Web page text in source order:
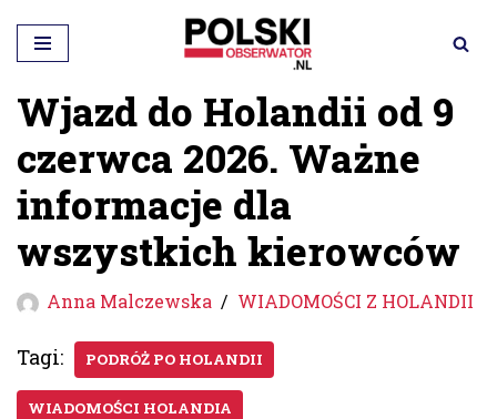
Przejdź
do
treści
Wjazd do Holandii od 9
czerwca 2026. Ważne
informacje dla
wszystkich kierowców
Anna Malczewska WIADOMOŚCI Z HOLANDII
Tagi: PODRÓŻ PO HOLANDII
WIADOMOŚCI HOLANDIA